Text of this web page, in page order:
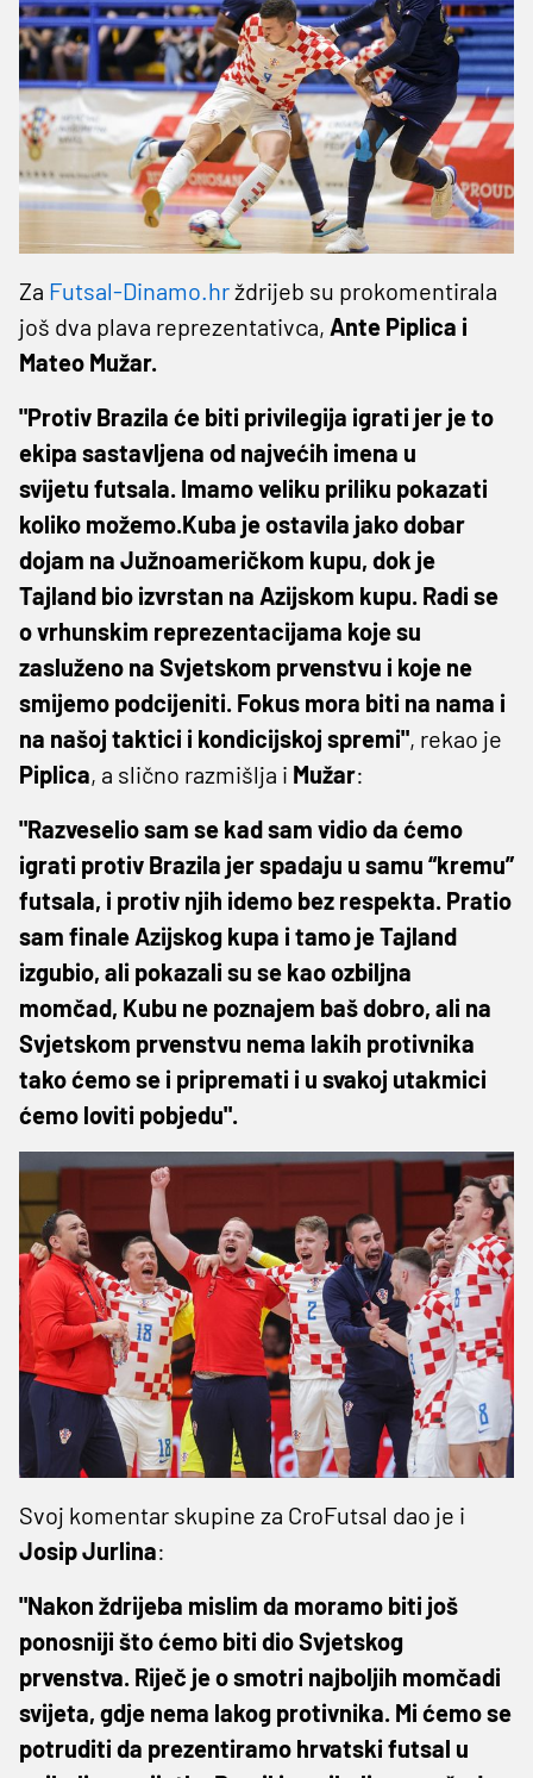
Za Futsal-Dinamo.hrždrijeb su prokomentirala
još dva plava reprezentativca, Ante Piplica i
Mateo Mužar.
"Protiv Brazila će biti privilegija igrati jer je to
ekipa sastavljena od najvećih imena u
svijetu futsala. Imamo veliku priliku pokazati
koliko možemo.Kuba je ostavila jako dobar
dojam na Južnoameričkom kupu, dok je
Tajland bio izvrstan na Azijskom kupu. Radi se
o vrhunskim reprezentacijama koje su
zasluženo na Svjetskom prvenstvu i koje ne
smijemo podcijeniti. Fokus mora biti na nama i
na našoj taktici i kondicijskoj spremi", rekao je
Piplica, a slično razmišlja i Mužar:
"Razveselio sam se kad sam vidio da ćemo
igrati protiv Brazila jer spadaju u samu “kremu”
futsala, i protiv njih idemo bez respekta. Pratio
sam finale Azijskog kupa i tamo je Tajland
izgubio, ali pokazali su se kao ozbiljna
momčad, Kubu ne poznajem baš dobro, ali na
Svjetskom prvenstvu nema lakih protivnika
tako ćemo se i pripremati i u svakoj utakmici
ćemo loviti pobjedu".
Svoj komentar skupine za CroFutsal dao je i
Josip Jurlina:
"Nakon ždrijeba mislim da moramo biti još
ponosniji što ćemo biti dio Svjetskog
prvenstva. Riječ je o smotri najboljih momčadi
svijeta, gdje nema lakog protivnika. Mi ćemo se
potruditi da prezentiramo hrvatski futsal u